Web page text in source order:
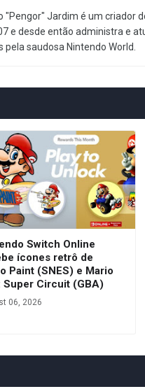
"Pengor" Jardim é um criador
e desde então administra e
saudosa Nintendo World.
Switch Online
ícones retrô de
Paint (SNES) e Mario
Super Circuit (GBA)
06, 2026